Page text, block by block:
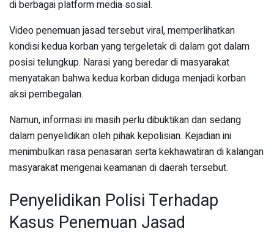
di berbagai platform media sosial.
Video penemuan jasad tersebut viral, memperlihatkan
kondisi kedua korban yang tergeletak di dalam got dalam
posisi telungkup. Narasi yang beredar di masyarakat
menyatakan bahwa kedua korban diduga menjadi korban
aksi pembegalan.
Namun, informasi ini masih perlu dibuktikan dan sedang
dalam penyelidikan oleh pihak kepolisian. Kejadian ini
menimbulkan rasa penasaran serta kekhawatiran di kalangan
masyarakat mengenai keamanan di daerah tersebut.
Penyelidikan Polisi Terhadap
Kasus Penemuan Jasad